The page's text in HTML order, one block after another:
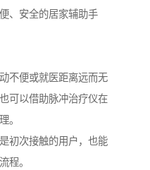
、安全的居家辅助手
不便或就医距离远而无
可以借助脉冲治疗仪在
。
初次接触的用户，也能
程。